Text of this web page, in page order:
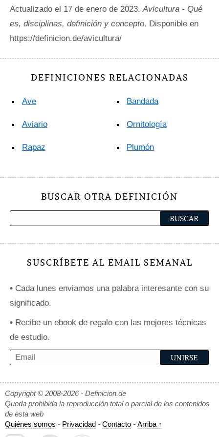
Actualizado el 17 de enero de 2023.Avicultura - Qué
es, disciplinas, definición y concepto. Disponible en
https://definicion.de/avicultura/
DEFINICIONES RELACIONADAS
Ave
Aviario
Rapaz
Bandada
Ornitología
Plumón
BUSCAR OTRA DEFINICIÓN
SUSCRÍBETE AL EMAIL SEMANAL
• Cada lunes enviamos una palabra interesante con su
significado.
• Recibe un ebook de regalo con las mejores técnicas
de estudio.
Copyright © 2008-2026 - Definicion.de
Queda prohibida la reproducción total o parcial de los contenidos
de esta web
Quiénes somos - Privacidad - Contacto - Arriba ↑